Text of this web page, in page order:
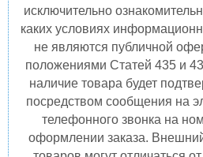
исключительно
каких условиях
не являются публичной
положениями Статей 435 и
наличие товара будет
посредством сообщения на
телефонного звонка на
оформлении заказа.